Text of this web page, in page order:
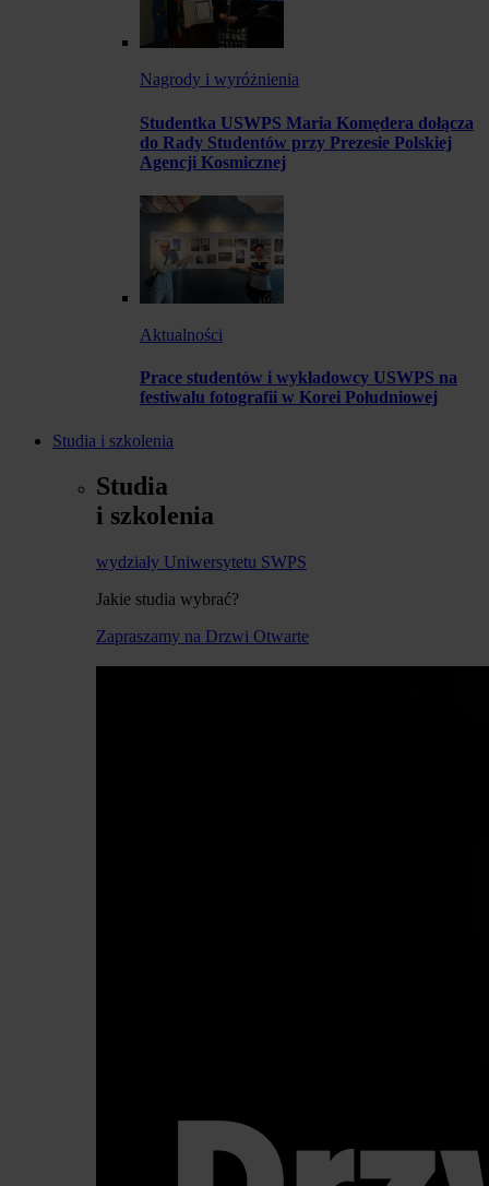
Nagrody i wyróżnienia
Studentka USWPS Maria Komędera dołącza
do Rady Studentów przy Prezesie Polskiej
Agencji Kosmicznej
Aktualności
Prace studentów i wykładowcy USWPS na
festiwalu fotografii w Korei Południowej
Studia i szkolenia
Studia
i szkolenia
wydziały Uniwersytetu SWPS
Jakie studia wybrać?
Zapraszamy na Drzwi Otwarte